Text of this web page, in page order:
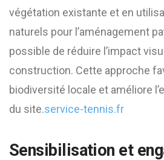
végétation existante et en
naturels pour l’aménagement
possible de réduire l’impact
construction. Cette approche
biodiversité locale et améliore
du site.​service-tennis.fr
Sensibilisation et